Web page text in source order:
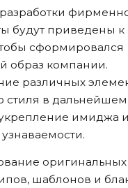
будут приведены
сформировался
образ компании.
различных
стиля в дальнейшем
укрепление имиджа и
шаблонов и